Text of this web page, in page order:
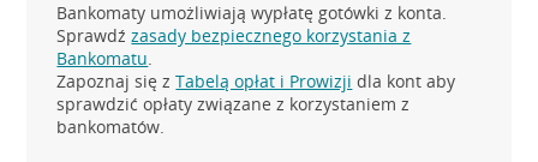
Bankomaty umożliwiają wypłatę gotówki z konta.
Sprawdźzasady bezpiecznego korzystania z
Bankomatu.
Zapoznaj się zTabelą opłat i Prowizji dla kont aby
sprawdzić opłaty związane z korzystaniem z
bankomatów.